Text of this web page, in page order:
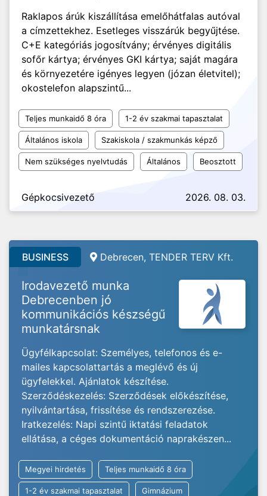
Raklapos árúk kiszállítása emelőhátfalas autóval
a címzettekhez. Esetleges visszárúk begyűjtése.
C+E kategóriás jogosítvány; érvényes digitális
sofőr kártya; érvényes GKI kártya; saját magára
és környezetére igényes legyen (józan életvitel);
okostelefon alapszintű...
Teljes munkaidő 8 óra 1-2 év szakmai tapasztalat
Általános iskola Szakiskola / szakmunkás képző
Nem szükséges nyelvtudás Általános Beosztott
Gépkocsivezető 2026. 08. 03.
BUSINESS Debrecen, TENDER TERV Kft.
Irodavezető munka
Debrecenben jó
kommunikációs készségű
munkatársnak
Ügyfélkapcsolat: Személyes, telefonos és e-
mailes kapcsolattartás a meglévő és új
ügyfelekkel. Ajánlatok készítése.
Szerződéskezelés: Szerződések előkészítése,
nyilvántartása, frissítése és rendszerezése.
Iratkezelés: Napi szintű iktatási feladatok
ellátása, a céges dokumentáció naprakészen...
Megyei hirdetés Teljes munkaidő 8 óra
1-2 év szakmai tapasztalat Gimnázium